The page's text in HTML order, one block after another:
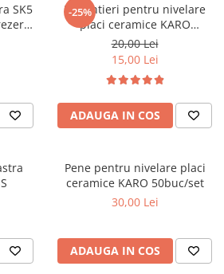
si
prindere
SK5
-25%
Distantieri pentru nivelare
placi ceramice KARO
100buc/set – 1mm
20,00 Lei
15,00 Lei
ADAUGA IN COS
Pene pentru nivelare placi
ceramice KARO 50buc/set
30,00 Lei
ADAUGA IN COS